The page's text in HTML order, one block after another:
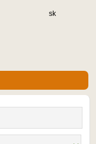
sk